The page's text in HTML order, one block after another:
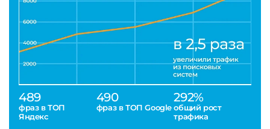
489
фраз в ТОП
Яндекс
490
фраз в ТОП Google
292%
общий рост
трафика